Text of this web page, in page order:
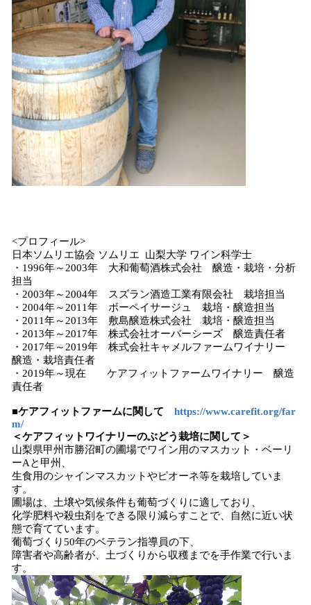
<プロフィール>
日本ソムリエ協会 ソムリエ 山梨大学 ワイン科学士
・1996年～2003年 大和葡萄酒株式会社 醸造・栽培・分析
担当
・2003年～2004年 スズラン酒造工業有限会社 栽培担当
・2004年～2011年 ボーペイサージュ 栽培・醸造担当
・2011年～2013年 敷島醸造株式会社 栽培・醸造担当
・2013年～2017年 株式会社オーバーシーズ 醸造責任者
・2017年～2019年 株式会社キャメルファームワイナリー
醸造・栽培責任者
・2019年～現在 ケアフィットファームワイナリー 醸造
責任者
■ケアフィットファームに関して https://www.carefit.org/far
m/
＜ケアフィットワイナリーのぶどう栽培に関して＞
山梨県甲州市勝沼町の圃場でワイン用のマスカット・ベーリ
ーAと甲州、
生食用のシャインマスカットやピオーネ等を栽培していま
す。
圃場は、土壌や気候条件も葡萄づくりに適しており、
化学肥料や殺虫剤をできる限り減らすことで、自然に近い状
態で育てています。
葡萄づくり50年のベテラン指導員の下、
障害者や高齢者が、土づくりから収穫までを手作業で行いま
す。